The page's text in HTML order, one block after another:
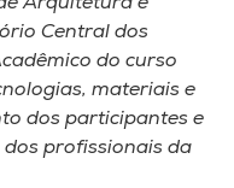
Central dos
do curso
materiais e
dos participantes e
dos profissionais da